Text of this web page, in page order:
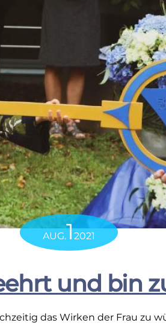
AUG.12021
und bin
das Wirken der Frau zu